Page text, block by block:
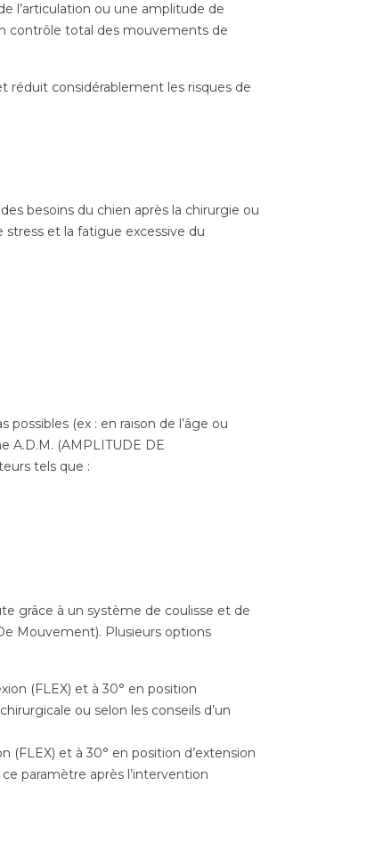
l’articulation ou une amplitude de
contrôle total des mouvements de
réduit considérablement les risques de
besoins du chien après la chirurgie ou
et la fatigue excessive du
(ex : en raison de l’âge ou
A.D.M. (AMPLITUDE DE
tels que :
grâce à un système de coulisse et de
Mouvement). Plusieurs options
(FLEX) et à 30° en position
ou selon les conseils d’un
(FLEX) et à 30° en position d’extension
paramètre après l’intervention